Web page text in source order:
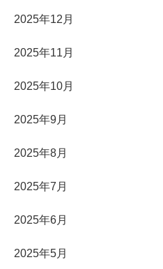
2025年12月
2025年11月
2025年10月
2025年9月
2025年8月
2025年7月
2025年6月
2025年5月